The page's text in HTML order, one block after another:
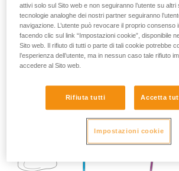
attivi solo sul Sito web e non seguiranno l’utente su altri
tecnologie analoghe dei nostri partner seguiranno
navigazione. L’utente può revocare il proprio consenso
facendo clic sul link “Impostazioni cookie”, disponibile
Sito web. Il rifiuto di tutti o parte di tali cookie potrebbe
l’esperienza dell’utente, ma in nessun caso tale rifiuto
accedere al Sito web.
Rifiuta tutti Accetta
Impostazioni cookie